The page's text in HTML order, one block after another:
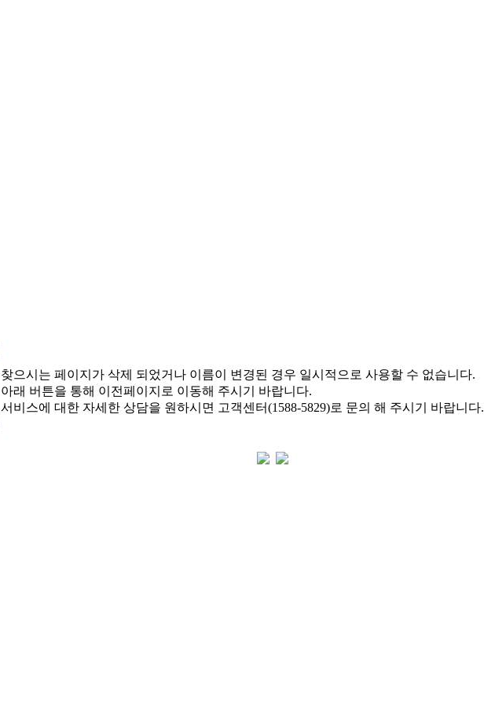
찾으시는 페이지가 삭제 되었거나 이름이 변경된 경우 일시적으로 사용할 수 없습니다.
아래 버튼을 통해 이전페이지로 이동해 주시기 바랍니다.
서비스에 대한 자세한 상담을 원하시면 고객센터(1588-5829)로 문의 해 주시기 바랍니다.